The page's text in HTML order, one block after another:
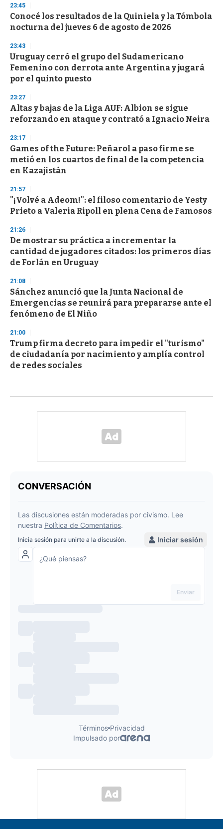
d
s
o
f
3
s
e
c
o
d
s
23:45
Conocé los resultados de la Quiniela y la Tómbola
nocturna del jueves 6 de agosto de 2026
23:43
Uruguay cerró el grupo del Sudamericano
Femenino con derrota ante Argentina y jugará
por el quinto puesto
23:27
Altas y bajas de la Liga AUF: Albion se sigue
reforzando en ataque y contrató a Ignacio Neira
23:17
Games of the Future: Peñarol a paso firme se
metió en los cuartos de final de la competencia
en Kazajistán
21:57
"¡Volvé a Adeom!": el filoso comentario de Yesty
Prieto a Valeria Ripoll en plena Cena de Famosos
21:26
De mostrar su práctica a incrementar la
cantidad de jugadores citados: los primeros días
de Forlán en Uruguay
21:08
Sánchez anunció que la Junta Nacional de
Emergencias se reunirá para prepararse ante el
fenómeno de El Niño
21:00
Trump firma decreto para impedir el "turismo"
de ciudadanía por nacimiento y amplía control
de redes sociales